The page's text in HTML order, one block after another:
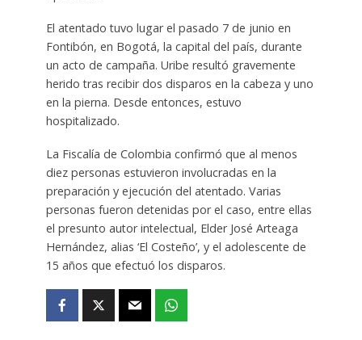
El atentado tuvo lugar el pasado 7 de junio en
Fontibón, en Bogotá, la capital del país, durante
un acto de campaña. Uribe resultó gravemente
herido tras recibir dos disparos en la cabeza y uno
en la pierna. Desde entonces, estuvo
hospitalizado.
La Fiscalía de Colombia confirmó que al menos
diez personas estuvieron involucradas en la
preparación y ejecución del atentado. Varias
personas fueron detenidas por el caso, entre ellas
el presunto autor intelectual, Elder José Arteaga
Hernández, alias ‘El Costeño’, y el adolescente de
15 años que efectuó los disparos.